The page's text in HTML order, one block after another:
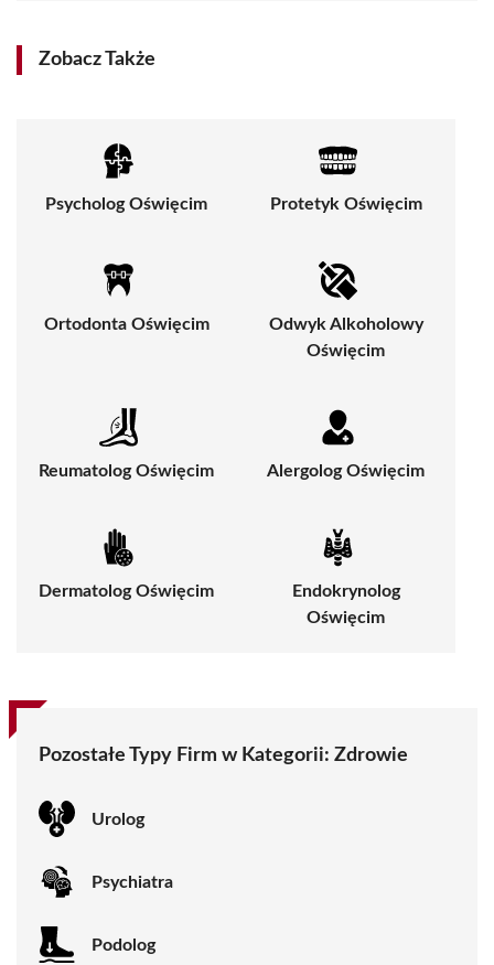
Zobacz Także
Psycholog Oświęcim Protetyk Oświęcim
Ortodonta Oświęcim
Odwyk Alkoholowy
Oświęcim
Reumatolog Oświęcim Alergolog Oświęcim
Dermatolog Oświęcim
Endokrynolog
Oświęcim
Pozostałe Typy Firm w Kategorii: Zdrowie
Urolog
Psychiatra
Podolog